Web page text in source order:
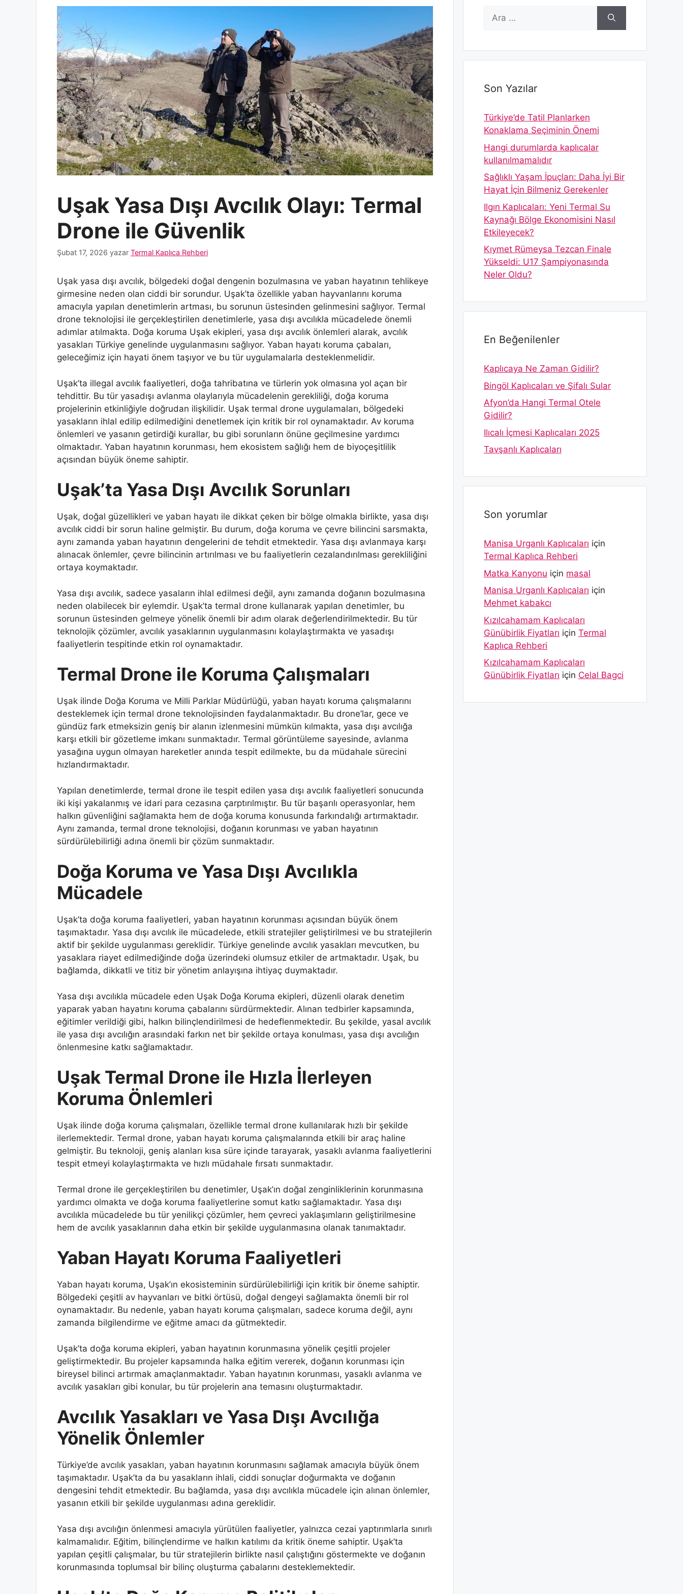
Uşak Yasa Dışı Avcılık Olayı: Termal
Drone ile Güvenlik
Şubat 17, 2026 yazar Termal Kaplıca Rehberi
Uşak yasa dışı avcılık, bölgedeki doğal dengenin bozulmasına ve yaban hayatının tehlikeye
girmesine neden olan ciddi bir sorundur. Uşak’ta özellikle yaban hayvanlarını koruma
amacıyla yapılan denetimlerin artması, bu sorunun üstesinden gelinmesini sağlıyor. Termal
drone teknolojisi ile gerçekleştirilen denetimlerle, yasa dışı avcılıkla mücadelede önemli
adımlar atılmakta. Doğa koruma Uşak ekipleri, yasa dışı avcılık önlemleri alarak, avcılık
yasakları Türkiye genelinde uygulanmasını sağlıyor. Yaban hayatı koruma çabaları,
geleceğimiz için hayati önem taşıyor ve bu tür uygulamalarla desteklenmelidir.
Uşak’ta illegal avcılık faaliyetleri, doğa tahribatına ve türlerin yok olmasına yol açan bir
tehdittir. Bu tür yasadışı avlanma olaylarıyla mücadelenin gerekliliği, doğa koruma
projelerinin etkinliğiyle doğrudan ilişkilidir. Uşak termal drone uygulamaları, bölgedeki
yasakların ihlal edilip edilmediğini denetlemek için kritik bir rol oynamaktadır. Av koruma
önlemleri ve yasanın getirdiği kurallar, bu gibi sorunların önüne geçilmesine yardımcı
olmaktadır. Yaban hayatının korunması, hem ekosistem sağlığı hem de biyoçeşitlilik
açısından büyük öneme sahiptir.
Uşak’ta Yasa Dışı Avcılık Sorunları
Uşak, doğal güzellikleri ve yaban hayatı ile dikkat çeken bir bölge olmakla birlikte, yasa dışı
avcılık ciddi bir sorun haline gelmiştir. Bu durum, doğa koruma ve çevre bilincini sarsmakta,
aynı zamanda yaban hayatının dengelerini de tehdit etmektedir. Yasa dışı avlanmaya karşı
alınacak önlemler, çevre bilincinin artırılması ve bu faaliyetlerin cezalandırılması gerekliliğini
ortaya koymaktadır.
Yasa dışı avcılık, sadece yasaların ihlal edilmesi değil, aynı zamanda doğanın bozulmasına
neden olabilecek bir eylemdir. Uşak’ta termal drone kullanarak yapılan denetimler, bu
sorunun üstesinden gelmeye yönelik önemli bir adım olarak değerlendirilmektedir. Bu tür
teknolojik çözümler, avcılık yasaklarının uygulanmasını kolaylaştırmakta ve yasadışı
faaliyetlerin tespitinde etkin rol oynamaktadır.
Termal Drone ile Koruma Çalışmaları
Uşak ilinde Doğa Koruma ve Milli Parklar Müdürlüğü, yaban hayatı koruma çalışmalarını
desteklemek için termal drone teknolojisinden faydalanmaktadır. Bu drone’lar, gece ve
gündüz fark etmeksizin geniş bir alanın izlenmesini mümkün kılmakta, yasa dışı avcılığa
karşı etkili bir gözetleme imkanı sunmaktadır. Termal görüntüleme sayesinde, avlanma
yasağına uygun olmayan hareketler anında tespit edilmekte, bu da müdahale sürecini
hızlandırmaktadır.
Yapılan denetimlerde, termal drone ile tespit edilen yasa dışı avcılık faaliyetleri sonucunda
iki kişi yakalanmış ve idari para cezasına çarptırılmıştır. Bu tür başarılı operasyonlar, hem
halkın güvenliğini sağlamakta hem de doğa koruma konusunda farkındalığı artırmaktadır.
Aynı zamanda, termal drone teknolojisi, doğanın korunması ve yaban hayatının
sürdürülebilirliği adına önemli bir çözüm sunmaktadır.
Doğa Koruma ve Yasa Dışı Avcılıkla
Mücadele
Uşak’ta doğa koruma faaliyetleri, yaban hayatının korunması açısından büyük önem
taşımaktadır. Yasa dışı avcılık ile mücadelede, etkili stratejiler geliştirilmesi ve bu stratejilerin
aktif bir şekilde uygulanması gereklidir. Türkiye genelinde avcılık yasakları mevcutken, bu
yasaklara riayet edilmediğinde doğa üzerindeki olumsuz etkiler de artmaktadır. Uşak, bu
bağlamda, dikkatli ve titiz bir yönetim anlayışına ihtiyaç duymaktadır.
Yasa dışı avcılıkla mücadele eden Uşak Doğa Koruma ekipleri, düzenli olarak denetim
yaparak yaban hayatını koruma çabalarını sürdürmektedir. Alınan tedbirler kapsamında,
eğitimler verildiği gibi, halkın bilinçlendirilmesi de hedeflenmektedir. Bu şekilde, yasal avcılık
ile yasa dışı avcılığın arasındaki farkın net bir şekilde ortaya konulması, yasa dışı avcılığın
önlenmesine katkı sağlamaktadır.
Uşak Termal Drone ile Hızla İlerleyen
Koruma Önlemleri
Uşak ilinde doğa koruma çalışmaları, özellikle termal drone kullanılarak hızlı bir şekilde
ilerlemektedir. Termal drone, yaban hayatı koruma çalışmalarında etkili bir araç haline
gelmiştir. Bu teknoloji, geniş alanları kısa süre içinde tarayarak, yasaklı avlanma faaliyetlerini
tespit etmeyi kolaylaştırmakta ve hızlı müdahale fırsatı sunmaktadır.
Termal drone ile gerçekleştirilen bu denetimler, Uşak’ın doğal zenginliklerinin korunmasına
yardımcı olmakta ve doğa koruma faaliyetlerine somut katkı sağlamaktadır. Yasa dışı
avcılıkla mücadelede bu tür yenilikçi çözümler, hem çevreci yaklaşımların geliştirilmesine
hem de avcılık yasaklarının daha etkin bir şekilde uygulanmasına olanak tanımaktadır.
Yaban Hayatı Koruma Faaliyetleri
Yaban hayatı koruma, Uşak’ın ekosisteminin sürdürülebilirliği için kritik bir öneme sahiptir.
Bölgedeki çeşitli av hayvanları ve bitki örtüsü, doğal dengeyi sağlamakta önemli bir rol
oynamaktadır. Bu nedenle, yaban hayatı koruma çalışmaları, sadece koruma değil, aynı
zamanda bilgilendirme ve eğitme amacı da gütmektedir.
Uşak’ta doğa koruma ekipleri, yaban hayatının korunmasına yönelik çeşitli projeler
geliştirmektedir. Bu projeler kapsamında halka eğitim vererek, doğanın korunması için
bireysel bilinci artırmak amaçlanmaktadır. Yaban hayatının korunması, yasaklı avlanma ve
avcılık yasakları gibi konular, bu tür projelerin ana temasını oluşturmaktadır.
Avcılık Yasakları ve Yasa Dışı Avcılığa
Yönelik Önlemler
Türkiye’de avcılık yasakları, yaban hayatının korunmasını sağlamak amacıyla büyük önem
taşımaktadır. Uşak’ta da bu yasakların ihlali, ciddi sonuçlar doğurmakta ve doğanın
dengesini tehdit etmektedir. Bu bağlamda, yasa dışı avcılıkla mücadele için alınan önlemler,
yasanın etkili bir şekilde uygulanması adına gereklidir.
Yasa dışı avcılığın önlenmesi amacıyla yürütülen faaliyetler, yalnızca cezai yaptırımlarla sınırlı
kalmamalıdır. Eğitim, bilinçlendirme ve halkın katılımı da kritik öneme sahiptir. Uşak’ta
yapılan çeşitli çalışmalar, bu tür stratejilerin birlikte nasıl çalıştığını göstermekte ve doğanın
korunmasında toplumsal bir bilinç oluşturma çabalarını desteklemektedir.
için
Son Yazılar
Türkiye’de Tatil Planlarken
Konaklama Seçiminin Önemi
Hangi durumlarda kaplıcalar
kullanılmamalıdır
Sağlıklı Yaşam İpuçları: Daha İyi Bir
Hayat İçin Bilmeniz Gerekenler
Ilgın Kaplıcaları: Yeni Termal Su
Kaynağı Bölge Ekonomisini Nasıl
Etkileyecek?
Kıymet Rümeysa Tezcan Finale
Yükseldi: U17 Şampiyonasında
Neler Oldu?
En Beğenilenler
Kaplıcaya Ne Zaman Gidilir?
Bingöl Kaplıcaları ve Şifalı Sular
Afyon’da Hangi Termal Otele
Gidilir?
Ilıcalı İçmesi Kaplıcaları 2025
Tavşanlı Kaplıcaları
Son yorumlar
Manisa Urganlı Kaplıcaları için
Termal Kaplıca Rehberi
Matka Kanyonu için masal
Manisa Urganlı Kaplıcaları için
Mehmet kabakcı
Kızılcahamam Kaplıcaları
Günübirlik Fiyatları için Termal
Kaplıca Rehberi
Kızılcahamam Kaplıcaları
Günübirlik Fiyatları için Celal Bagci